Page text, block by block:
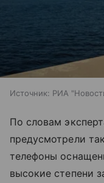
Источник: РИА
По словам
предусмотрели
телефоны
высокие степени